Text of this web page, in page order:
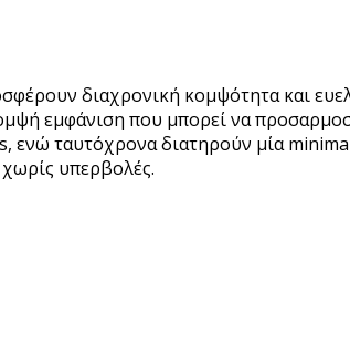
διαχρονική κομψότητα και
εμφάνιση που μπορεί να
ταυτόχρονα διατηρούν μία minimal
υπερβολές.